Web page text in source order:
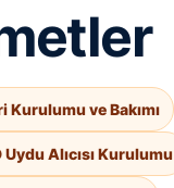
ve Bakımı
Alıcısı Kurulumu